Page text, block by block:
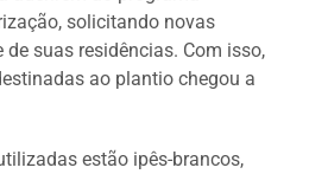
solicitando novas
de suas residências. Com isso,
ao plantio chegou a
estão ipês-brancos,